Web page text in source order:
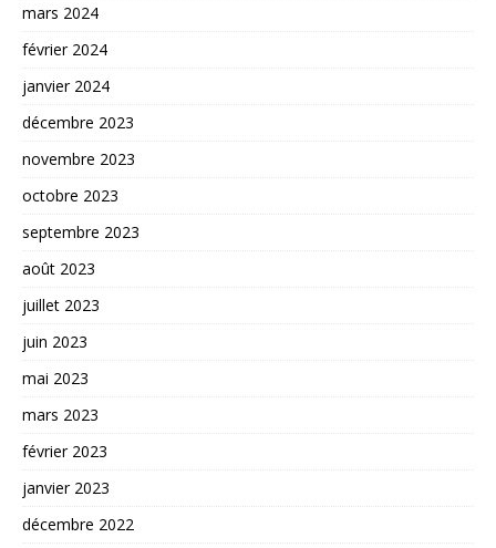
mars 2024
février 2024
janvier 2024
décembre 2023
novembre 2023
octobre 2023
septembre 2023
août 2023
juillet 2023
juin 2023
mai 2023
mars 2023
février 2023
janvier 2023
décembre 2022